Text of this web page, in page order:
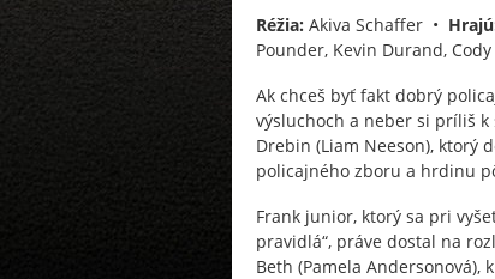
Réžia: Akiva Schaffer •
Pounder, Kevin Durand,
Ak chceš byť fakt dobrý
výsluchoch a neber si príliš
Drebin (Liam Neeson), ktorý
policajného zboru a hrdinu
Frank junior, ktorý sa pri
pravidlá“, práve dostal na
Beth (Pamela